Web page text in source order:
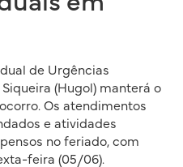
de Urgências
(Hugol) manterá o
Os atendimentos
e atividades
no feriado, com
feira (05/06).